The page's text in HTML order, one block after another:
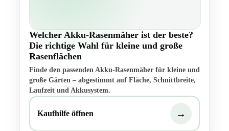
Welcher Akku-Rasenmäher ist der beste?
Die richtige Wahl für kleine und große
Rasenflächen
Finde den passenden Akku-Rasenmäher für kleine und
große Gärten – abgestimmt auf Fläche, Schnittbreite,
Laufzeit und Akkusystem.
Kaufhilfe öffnen →